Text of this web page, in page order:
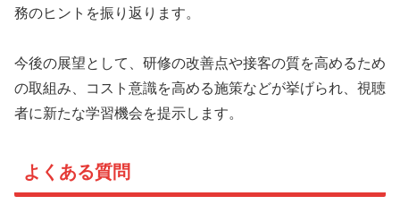
務のヒントを振り返ります。
今後の展望として、研修の改善点や接客の質を高めるため
の取組み、コスト意識を高める施策などが挙げられ、視聴
者に新たな学習機会を提示します。
よくある質問